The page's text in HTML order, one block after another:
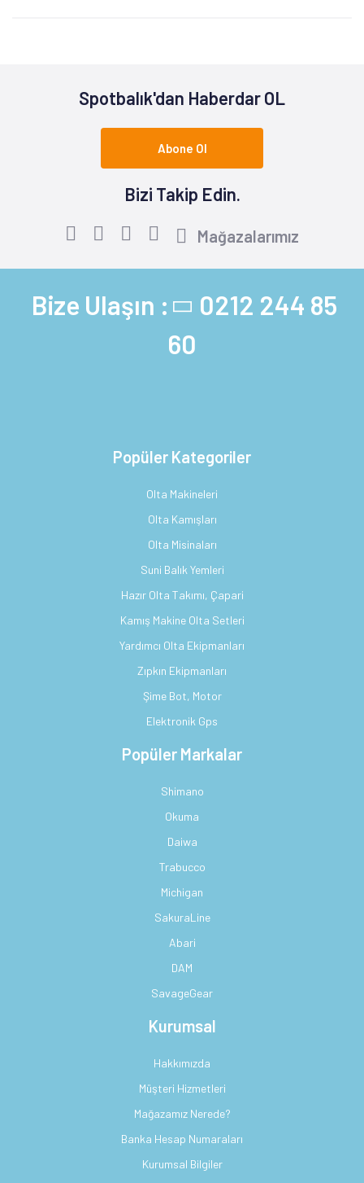
Spotbalık'dan Haberdar OL
Abone Ol
Bizi Takip Edin.
Mağazalarımız
Bize Ulaşın : 0212 244 85
60
Popüler Kategoriler
Olta Makineleri
Olta Kamışları
Olta Misinaları
Suni Balık Yemleri
Hazır Olta Takımı, Çapari
Kamış Makine Olta Setleri
Yardımcı Olta Ekipmanları
Zıpkın Ekipmanları
Şime Bot, Motor
Elektronik Gps
Popüler Markalar
Shimano
Okuma
Daiwa
Trabucco
Michigan
SakuraLine
Abari
DAM
SavageGear
Kurumsal
Hakkımızda
Müşteri Hizmetleri
Mağazamız Nerede?
Banka Hesap Numaraları
Kurumsal Bilgiler